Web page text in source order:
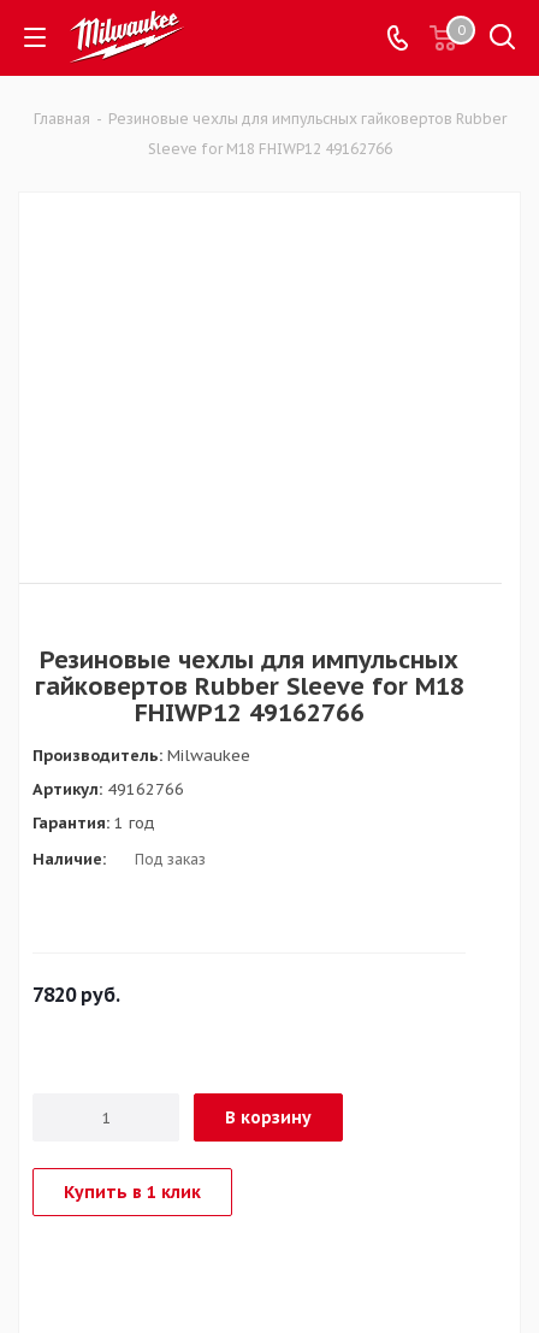
0
Главная - Резиновые чехлы для импульсных гайковертов Rubber
Sleeve for M18 FHIWP12 49162766
Резиновые чехлы для импульсных
гайковертов Rubber Sleeve for M18
FHIWP12 49162766
Производитель: Milwaukee
Артикул: 49162766
Гарантия: 1 год
Наличие:
Под заказ
7820руб.
В корзину
Купить в 1 клик